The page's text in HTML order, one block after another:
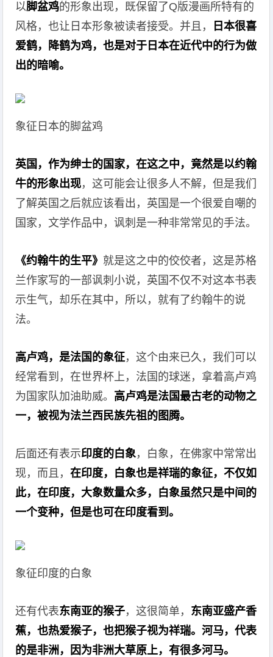
以脚盆鸡的形象出现，既保留了Q版漫画所特有的
风格，也让日本形象被读者接受。并且，
日本很喜
爱鹤，降鹤为鸡，也是对于日本在近代中的行为做
出的暗喻。
象征日本的脚盆鸡
英国，作为绅士的国家，在这之中，竟然是以约翰
牛的形象出现，这可能会让很多人不解，但是我们
了解英国之后就应该看出，英国是一个很爱自嘲的
国家，文学作品中，讽刺是一种非常常见的手法。
《约翰牛的生平》 就是这之中的佼佼者，这是苏格
兰作家写的一部讽刺小说，英国不仅不对这本书表
示生气，却乐在其中，所以，就有了约翰牛的说
法。
高卢鸡，是法国的象征，这个由来已久，我们可以
经常看到，在世界杯上，法国的球迷，拿着高卢鸡
为国家队加油助威。 高卢鸡是法国最古老的动物之
一，被视为法兰西民族先祖的图腾。
后面还有表示印度的白象，白象，在佛家中常常出
现，而且，在印度，白象也是祥瑞的象征，不仅如
此，在印度，大象数量众多，白象虽然只是中间的
一个变种，但是也可在印度看到。
象征印度的白象
还有代表东南亚的猴子，这很简单， 东南亚盛产香
蕉，也热爱猴子，也把猴子视为祥瑞。河马，代表
的是非洲，因为非洲大草原上，有很多河马。